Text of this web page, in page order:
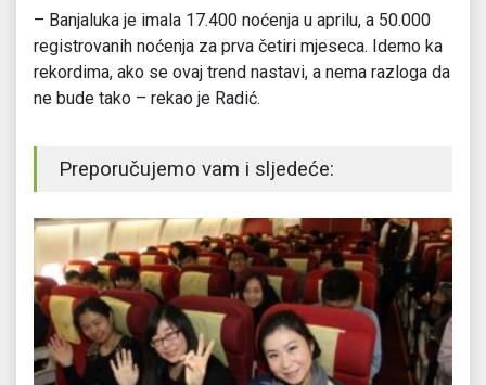
– Banjaluka je imala 17.400 noćenja u aprilu, a 50.000
registrovanih noćenja za prva četiri mjeseca. Idemo ka
rekordima, ako se ovaj trend nastavi, a nema razloga da
ne bude tako – rekao je Radić.
Preporučujemo vam i sljedeće: